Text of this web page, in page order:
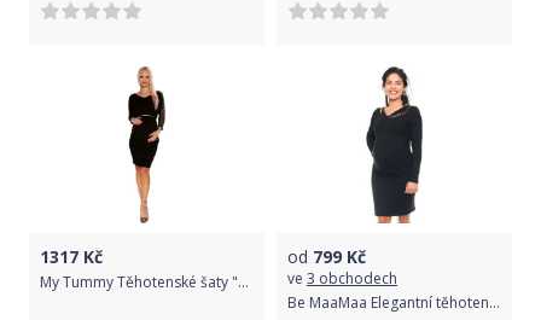
1317 Kč
My Tummy Těhotenské šaty "Kamila" stříbrné Velikost: S
od 799 Kč
ve 3 obchodech
Be MaaMaa Elegantní těhotenské a kojící šaty s výšivkou - černé, vel. S